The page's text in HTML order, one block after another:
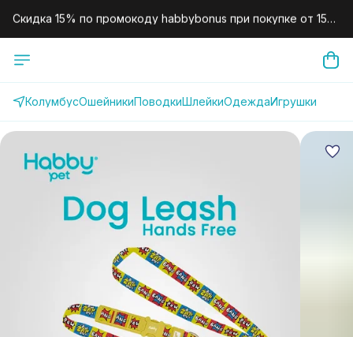
000 рублей.
Скидка 10% по промокоду habby10 для новых клиентов на
первый заказ.
КолумбусОшейникиПоводкиШлейкиОдеждаИгрушки